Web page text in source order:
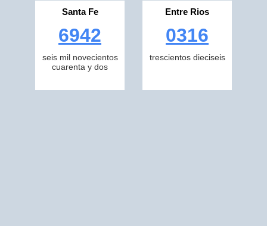
Santa Fe
6942
seis mil novecientos
cuarenta y dos
Entre Rios
0316
trescientos dieciseis